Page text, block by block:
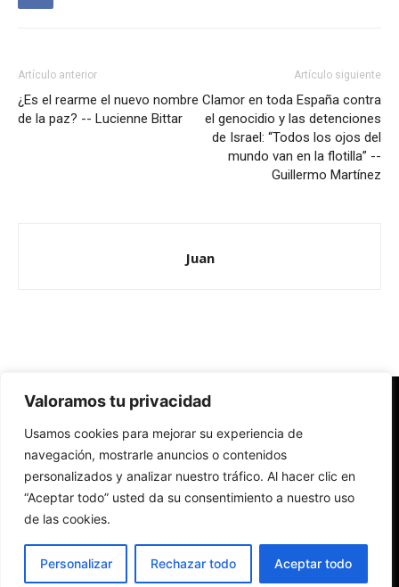
Valoramos tu privacidad
Usamos cookies para mejorar su experiencia de
navegación, mostrarle anuncios o contenidos
personalizados y analizar nuestro tráfico. Al hacer clic en
“Aceptar todo” usted da su consentimiento a nuestro uso
de las cookies.
Personalizar Rechazar todo Aceptar todo
Artículo anterior
¿Es el rearme el nuevo nombre
de la paz? -- Lucienne Bittar
Artículo siguiente
Clamor en toda España contra
el genocidio y las detenciones
de Israel: “Todos los ojos del
mundo van en la flotilla” --
Guillermo Martínez
Juan
Redes Cristianas
Una mirada alternativa sobre la Iglesia católica y la sociedad
- Colectivos de Redes Cristianas